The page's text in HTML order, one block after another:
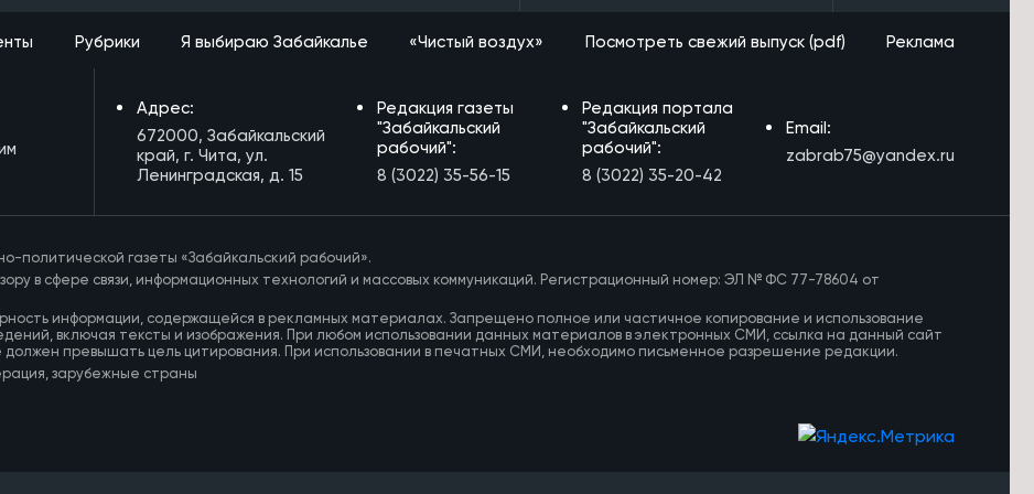
Рубрики Я выбираю Забайкалье «Чистый воздух» Посмотреть свежий выпуск (pdf) Реклама
Адрес:
672000, Забайкальский
край, г. Чита, ул.
Ленинградская, д. 15
Редакция газеты
"Забайкальский
рабочий":
8 (3022) 35-56-15
Редакция портала
"Забайкальский
рабочий":
8 (3022) 35-20-42
Email:
zabrab75@yandex.ru
политической газеты «Забайкальский рабочий».
в сфере связи, информационных технологий и массовых коммуникаций. Регистрационный номер: ЭЛ № ФС 77-78604 от
информации, содержащейся в рекламных материалах. Запрещено полное или частичное копирование и использование
включая тексты и изображения. При любом использовании данных материалов в электронных СМИ, ссылка на данный сайт
превышать цель цитирования. При использовании в печатных СМИ, необходимо письменное разрешение редакции.
зарубежные страны